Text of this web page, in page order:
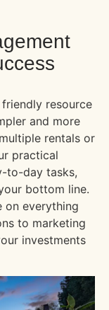
resource
and more
rentals or
practical
to-day tasks,
bottom line.
on everything
to marketing
investments